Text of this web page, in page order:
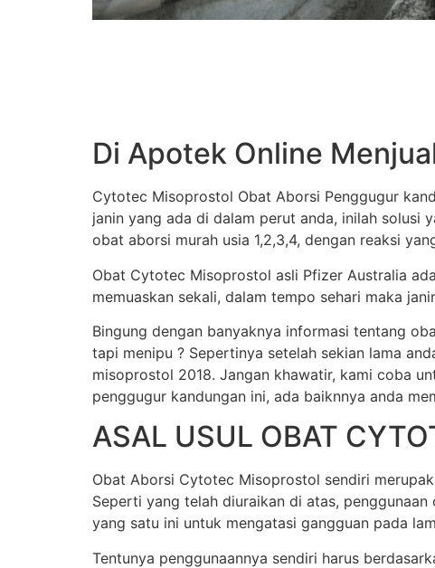
Di Apotek Online
Cytotec Misoprostol Obat Aborsi Penggugur
janin yang ada di dalam perut anda, inilah solusi
obat aborsi murah usia 1,2,3,4, dengan reaksi
Obat Cytotec Misoprostol asli Pfizer Australia
memuaskan sekali, dalam tempo sehari maka
Bingung dengan banyaknya informasi tentang
tapi menipu ? Sepertinya setelah sekian lama
misoprostol 2018. Jangan khawatir, kami coba
penggugur kandungan ini, ada baiknnya anda
ASAL USUL OBAT
Obat Aborsi Cytotec Misoprostol sendiri
Seperti yang telah diuraikan di atas,
yang satu ini untuk mengatasi gangguan pada
Tentunya penggunaannya sendiri harus